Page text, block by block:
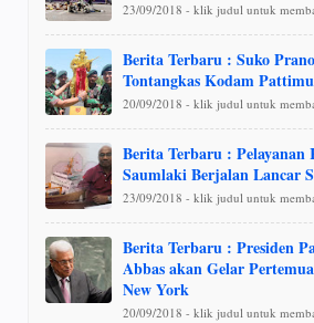
23/09/2018 - klik judul untuk
Berita Terbaru : Suko
Tontangkas Kodam
20/09/2018 - klik judul untuk
Berita Terbaru : Pelayanan
Saumlaki Berjalan Lancar
23/09/2018 - klik judul untuk
Berita Terbaru : Presiden
Abbas akan Gelar
New York
20/09/2018 - klik judul untuk